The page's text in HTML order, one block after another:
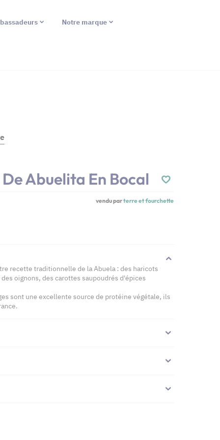
Notre marque
Abuelita En Bocal
vendu parterre et fourchette
recette traditionnelle de la Abuela : des haricots
oignons, des carottes saupoudrés d'épices
sont une excellente source de protéine végétale, ils